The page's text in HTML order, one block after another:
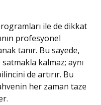
ile de dikkat
profesyonel
tanır. Bu sayede,
kalmaz; aynı
de artırır. Bu
her zaman taze